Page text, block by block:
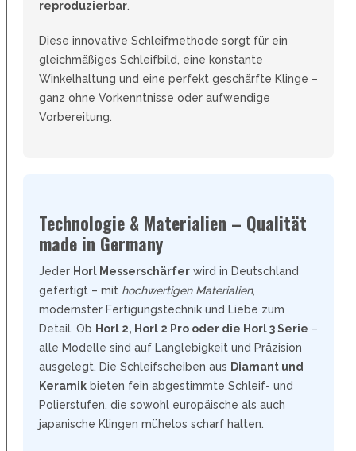
reproduzierbar.
Diese innovative Schleifmethode sorgt für ein
gleichmäßiges Schleifbild, eine konstante
Winkelhaltung und eine perfekt geschärfte Klinge –
ganz ohne Vorkenntnisse oder aufwendige
Vorbereitung.
Technologie & Materialien – Qualität
made in Germany
Jeder Horl Messerschärferwird in Deutschland
gefertigt – mit hochwertigen Materialien,
modernster Fertigungstechnik und Liebe zum
Detail. Ob Horl 2, Horl 2 Pro oder die Horl 3 Serie –
alle Modelle sind auf Langlebigkeit und Präzision
ausgelegt. Die Schleifscheiben aus Diamant und
Keramikbieten fein abgestimmte Schleif- und
Polierstufen, die sowohl europäische als auch
japanische Klingen mühelos scharf halten.